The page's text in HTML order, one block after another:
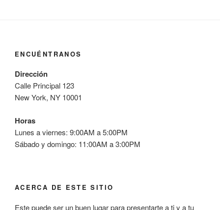
ENCUÉNTRANOS
Dirección
Calle Principal 123
New York, NY 10001
Horas
Lunes a viernes: 9:00AM a 5:00PM
Sábado y domingo: 11:00AM a 3:00PM
ACERCA DE ESTE SITIO
Este puede ser un buen lugar para presentarte a ti y a tu